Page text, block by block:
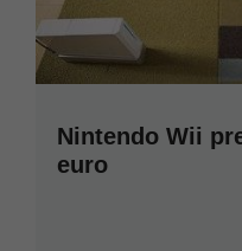
Nintendo Wii
euro